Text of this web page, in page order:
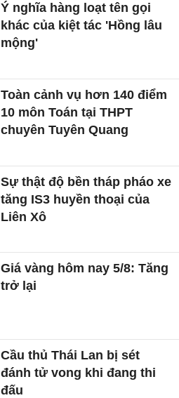
Ý nghĩa hàng loạt tên gọi
khác của kiệt tác 'Hồng lâu
mộng'
Toàn cảnh vụ hơn 140 điểm
10 môn Toán tại THPT
chuyên Tuyên Quang
Sự thật độ bền tháp pháo xe
tăng IS3 huyền thoại của
Liên Xô
Giá vàng hôm nay 5/8: Tăng
trở lại
Cầu thủ Thái Lan bị sét
đánh tử vong khi đang thi
đấu